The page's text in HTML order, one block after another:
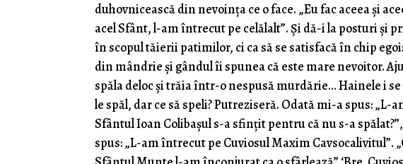
duhovnicească din nevoinţa ce o face. „Eu fac aceea şi
acel Sfânt, l-am întrecut pe celălalt”. Şi dă-i la posturi şi
în scopul tăierii patimilor, ci ca să se satisfacă în chip
din mândrie şi gândul îi spunea că este mare nevoitor.
spăla deloc şi trăia într-o nespusă murdărie… Hainele i
le spăl, dar ce să speli? Putreziseră. Odată mi-a spus:
Sfântul Ioan Colibaşul s-a sfințit pentru că nu s-a
spus: „L-am întrecut pe Cuviosul Maxim Cavsocalivitul”.